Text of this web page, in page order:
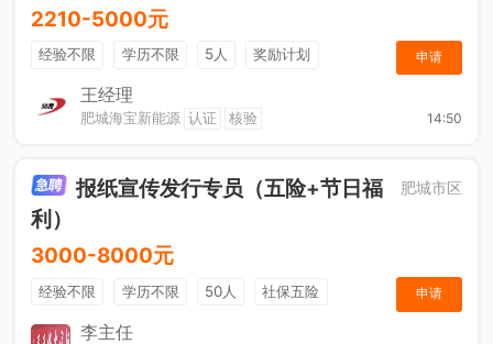
2210-5000元
经验不限 学历不限 5人
奖励计划
销售奖金
社保五险
申请
王经理
肥城海宝新能源 认证 核验 14:50
报纸宣传发行专员（五险+节日福
利）
肥城市区
3000-8000元
经验不限 学历不限 50人
社保五险
节日福利
销售奖金
申请
李主任